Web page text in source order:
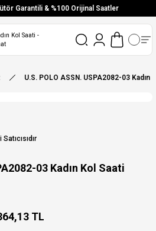
Garantili & %100 Orijinal Saatler
Farksız 6 Taksit
Stoktan Gönderim
Kargo
U.S. POLO ASSN. USPA2082-03 Kadın
03 Kadın Kol Saati
TL